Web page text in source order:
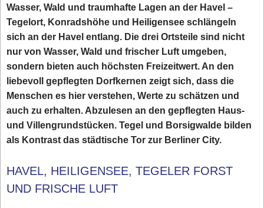
Wasser, Wald und traumhafte Lagen an der Havel –
Tegelort, Konradshöhe und Heiligensee schlängeln
sich an der Havel entlang. Die drei Ortsteile sind nicht
nur von Wasser, Wald und frischer Luft umgeben,
sondern bieten auch höchsten Freizeitwert. An den
liebevoll gepflegten Dorfkernen zeigt sich, dass die
Menschen es hier verstehen, Werte zu schätzen und
auch zu erhalten. Abzulesen an den gepflegten Haus-
und Villengrundstücken. Tegel und Borsigwalde bilden
als Kontrast das städtische Tor zur Berliner City.
HAVEL, HEILIGENSEE, TEGELER FORST
UND FRISCHE LUFT